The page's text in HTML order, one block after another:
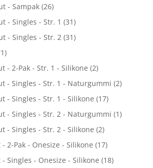
- Sampak (26)
- Singles - Str. 1 (31)
- Singles - Str. 2 (31)
- 2-Pak - Str. 1 - Silikone (2)
- Singles - Str. 1 - Naturgummi (2)
- Singles - Str. 1 - Silikone (17)
- Singles - Str. 2 - Naturgummi (1)
- Singles - Str. 2 - Silikone (2)
- 2-Pak - Onesize - Silikone (17)
- Singles - Onesize - Silikone (18)